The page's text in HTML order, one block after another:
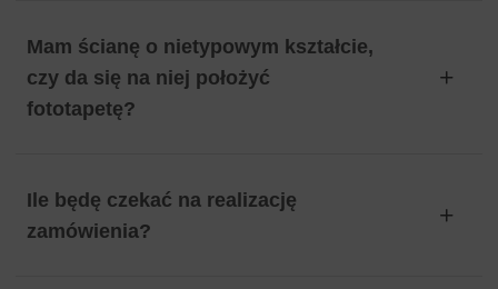
Mam ścianę o nietypowym kształcie,
czy da się na niej położyć
fototapetę?
Ile będę czekać na realizację
zamówienia?